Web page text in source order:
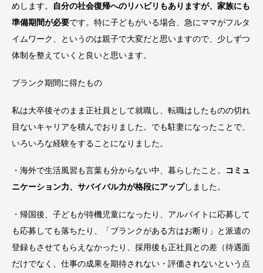
めします。
自分の社会復帰へのリハビリもありますが、家族にも
準備期間が必要です。特に子どもがいる場合、急にママがフルタ
イムワーク、というのは親子で大変だと思いますので、少しずつ
体制を整えていくと良いと思います。
ブランク期間に得たもの
私は大卒後そのまま正社員として就職し、転職はしたものの切れ
目ないキャリアを積んでおりました。でも駐妻になったことで、
いろいろな経験をすることになりました。
・海外で生活風習も言葉も分からない中、暮らしたこと。
コミュ
ニケーション力、サバイバル力が格段にアップしました。
・帰国後、子どもが待機児童になったり、アルバイトに応募して
も応募しても落ちたり、「ブランクがある方はお断り」と派遣の
登録もさせてもらえなかったり、採用後も正社員との差（待遇面
だけでなく、仕事の成果を期待されない・評価されないという点